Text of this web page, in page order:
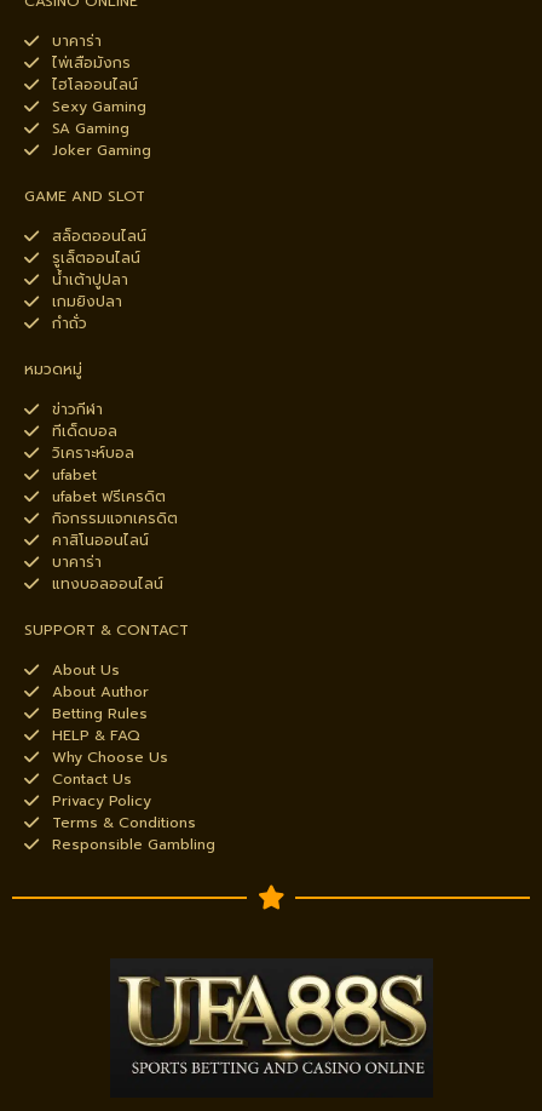
บาคาร่า
ไพ่เสือมังกร
ไฮโลออนไลน์
Sexy Gaming
SA Gaming
Joker Gaming
GAME AND SLOT
สล็อตออนไลน์
รูเล็ตออนไลน์
น้ำเต้าปูปลา
เกมยิงปลา
กำถั่ว
หมวดหมู่
ข่าวกีฬา
ทีเด็ดบอล
วิเคราะห์บอล
ufabet
ufabet ฟรีเครดิต
กิจกรรมแจกเครดิต
คาสิโนออนไลน์
บาคาร่า
แทงบอลออนไลน์
SUPPORT & CONTACT
About Us
About Author
Betting Rules
HELP & FAQ
Why Choose Us
Contact Us
Privacy Policy
Terms & Conditions
Responsible Gambling